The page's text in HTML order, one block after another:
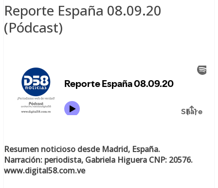
Reporte España 08.09.20
(Pódcast)
Resumen noticioso desde Madrid, España.
Narración: periodista, Gabriela Higuera CNP: 20576.
www.digital58.com.ve